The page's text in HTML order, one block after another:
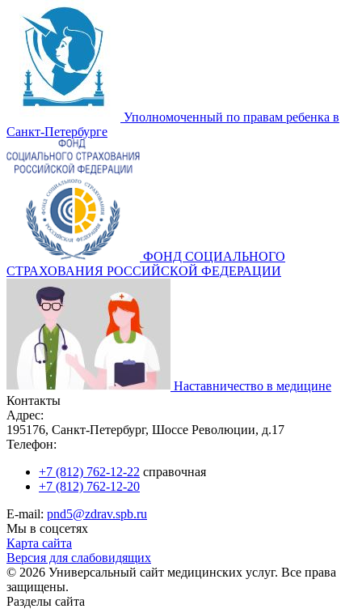
Уполномоченный по правам ребенка в
Санкт-Петербурге
ФОНД СОЦИАЛЬНОГО
СТРАХОВАНИЯ РОССИЙСКОЙ ФЕДЕРАЦИИ
Наставничество в медицине
Контакты
Адрес:
195176, Санкт-Петербург, Шоссе Революции, д.17
Телефон:
+7 (812) 762-12-22 справочная
+7 (812) 762-12-20
E-mail: pnd5@zdrav.spb.ru
Мы в соцсетях
Карта сайта
Версия для слабовидящих
© 2026 Универсальный сайт медицинских услуг. Все права
защищены.
Разделы сайта